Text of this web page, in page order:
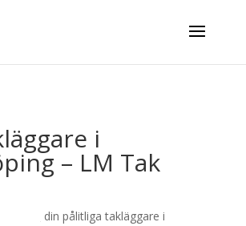
i
– LM Tak
din pålitliga takläggare i